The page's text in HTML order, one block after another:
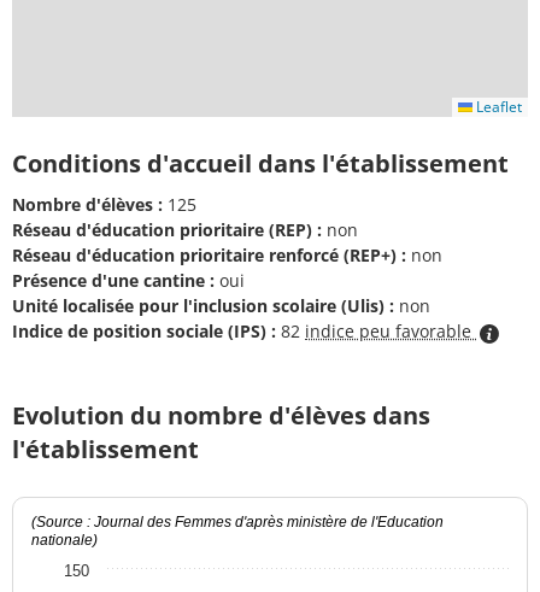
Leaflet
Conditions d'accueil dans l'établissement
Nombre d'élèves : 125
Réseau d'éducation prioritaire (REP) : non
Réseau d'éducation prioritaire renforcé (REP+) : non
Présence d'une cantine : oui
Unité localisée pour l'inclusion scolaire (Ulis) : non
Indice de position sociale (IPS) : 82 indice peu favorable
Evolution du nombre d'élèves dans
l'établissement
(Source : Journal des Femmes d'après ministère de l'Education
nationale)
150